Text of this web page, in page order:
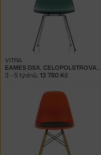
EAMES DSX, CELOPOLSTROVANÁ
VITRA
3 - 5 týdnů, 13 780 Kč